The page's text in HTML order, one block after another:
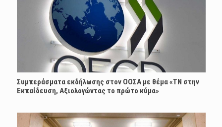
Συμπεράσματα εκδήλωσης στον ΟΟΣΑ με θέμα «ΤΝ στην
Εκπαίδευση, Αξιολογώντας το πρώτο κύμα»